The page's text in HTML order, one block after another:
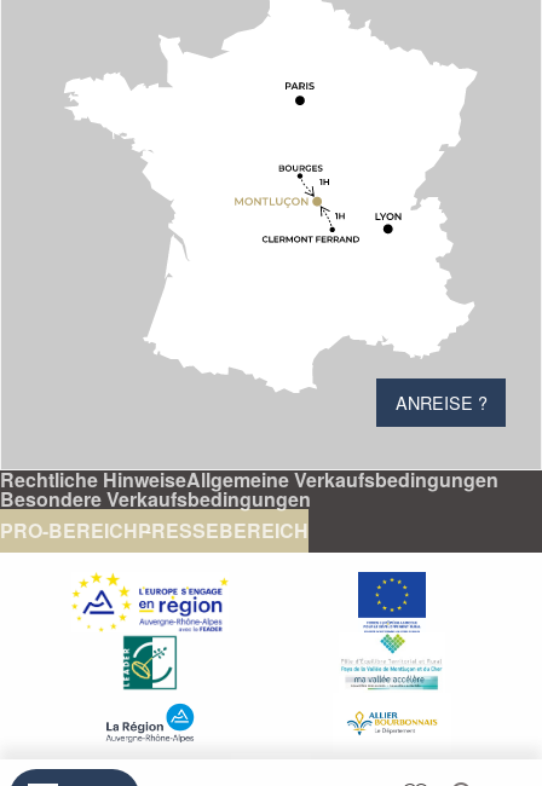
ANREISE ?
Rechtliche HinweiseAllgemeine Verkaufsbedingungen
Besondere Verkaufsbedingungen
PRO-BEREICHPRESSEBEREICH